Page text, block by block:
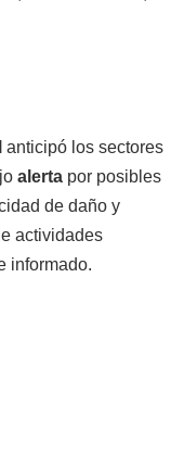
anticipó los sectores
alerta por posibles
de daño y
actividades
informado.